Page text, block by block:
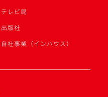
テレビ局
出版社
自社事業（インハウス）